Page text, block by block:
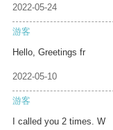
2022-05-24
游客
Hello, Greetings fr
2022-05-10
游客
I called you 2 times. W